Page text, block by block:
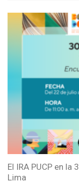
El IRA PUCP en
Lima